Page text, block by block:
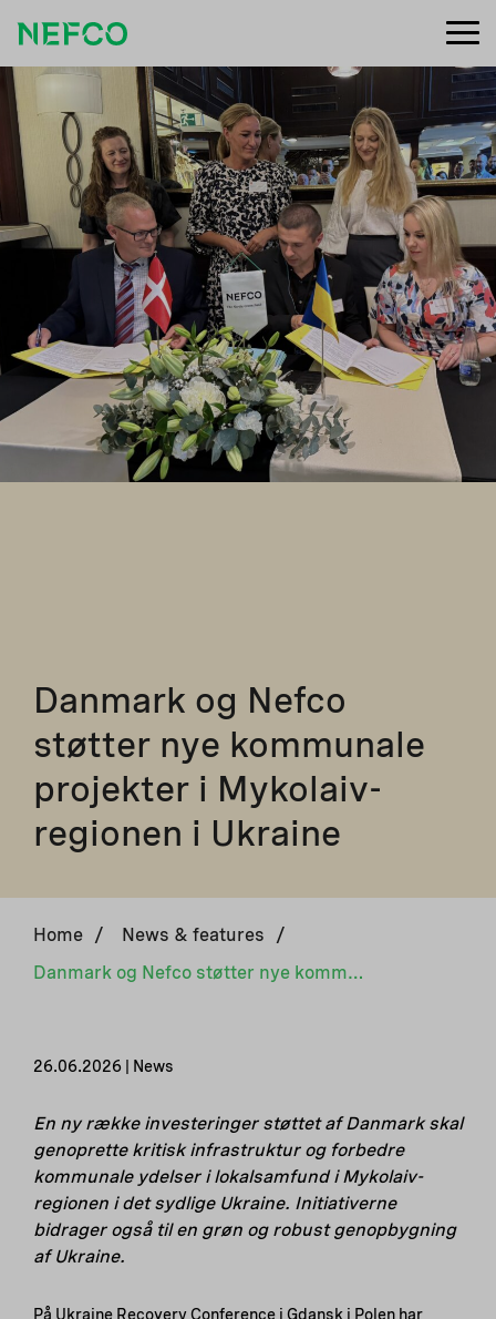
Danmark og Nefco
støtter nye kommunale
projekter i Mykolaiv-
regionen i Ukraine
Home / News & features
/
Danmark og Nefco støtter nye kommunale projekter i Mykolaiv-regionen i Ukraine
26.06.2026 | News
En ny række investeringer støttet af Danmark skal
genoprette kritisk infrastruktur og forbedre
kommunale ydelser i lokalsamfund i Mykolaiv-
regionen i det sydlige Ukraine. Initiativerne
bidrager også til en grøn og robust genopbygning
af Ukraine.
På Ukraine Recovery Conference i Gdansk i Polen har